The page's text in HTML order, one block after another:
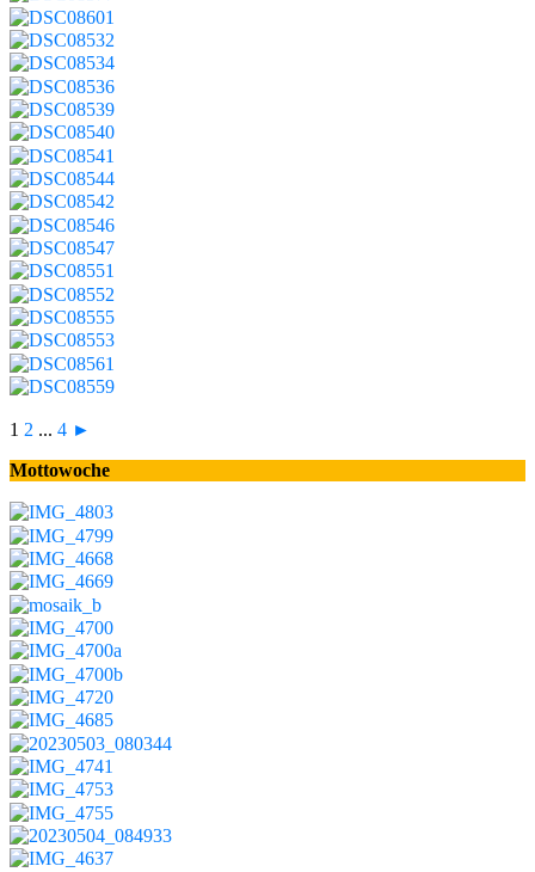
1 2 ... 4 ►
Mottowoche